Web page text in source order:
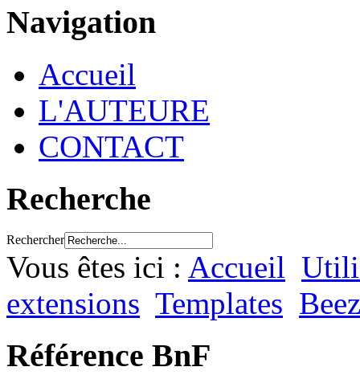
Navigation
Accueil
L'AUTEURE
CONTACT
Recherche
Rechercher
Vous êtes ici : Accueil
extensions Templates
Référence BnF